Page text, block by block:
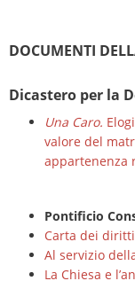
DOCUMENTI
Dicastero per la
Una Caro.
valore del
appartenenza
Pontificio
Carta dei
Al servizio
La Chiesa e